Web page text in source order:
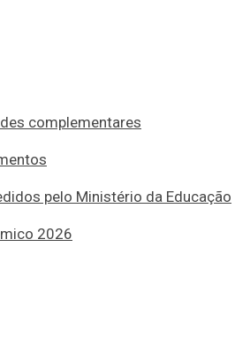
complementares
pelo Ministério da Educação
2026